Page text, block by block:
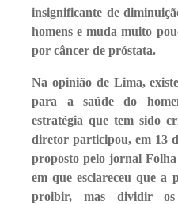
insignificante de
homens e muda muito
por câncer de próstata.
Na opinião de Lima,
para a saúde do
estratégia que tem sido
diretor participou, em 13
proposto pelo jornal
em que esclareceu que a
proibir, mas dividir